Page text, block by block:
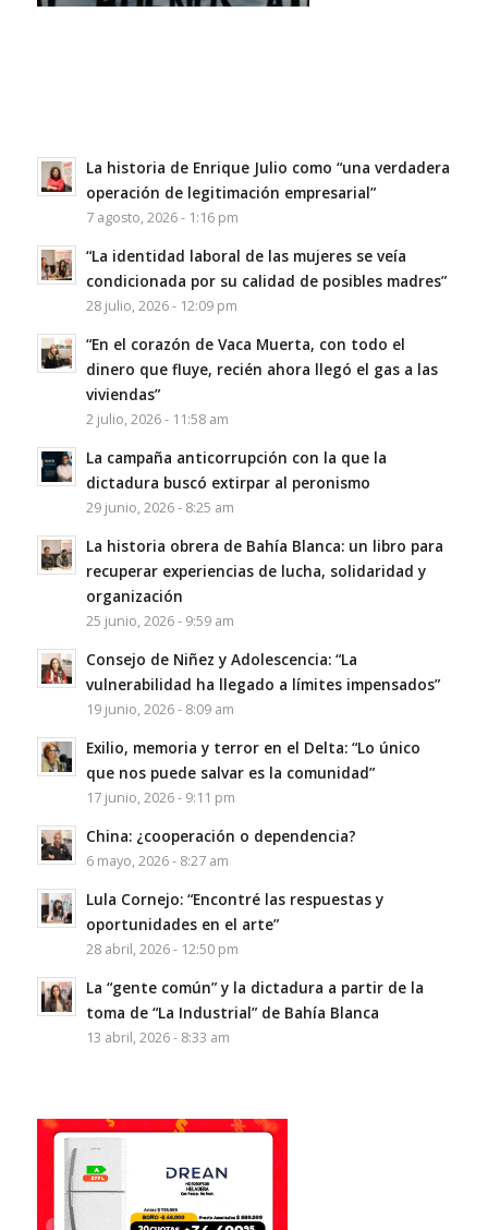
La historia de Enrique Julio como “una verdadera
operación de legitimación empresarial”
7 agosto, 2026 - 1:16 pm
“La identidad laboral de las mujeres se veía
condicionada por su calidad de posibles madres”
28 julio, 2026 - 12:09 pm
“En el corazón de Vaca Muerta, con todo el
dinero que fluye, recién ahora llegó el gas a las
viviendas”
2 julio, 2026 - 11:58 am
La campaña anticorrupción con la que la
dictadura buscó extirpar al peronismo
29 junio, 2026 - 8:25 am
La historia obrera de Bahía Blanca: un libro para
recuperar experiencias de lucha, solidaridad y
organización
25 junio, 2026 - 9:59 am
Consejo de Niñez y Adolescencia: “La
vulnerabilidad ha llegado a límites impensados”
19 junio, 2026 - 8:09 am
Exilio, memoria y terror en el Delta: “Lo único
que nos puede salvar es la comunidad”
17 junio, 2026 - 9:11 pm
China: ¿cooperación o dependencia?
6 mayo, 2026 - 8:27 am
Lula Cornejo: “Encontré las respuestas y
oportunidades en el arte”
28 abril, 2026 - 12:50 pm
La “gente común” y la dictadura a partir de la
toma de “La Industrial” de Bahía Blanca
13 abril, 2026 - 8:33 am